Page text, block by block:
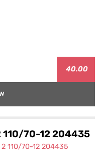
40.00
110/70-12 204435